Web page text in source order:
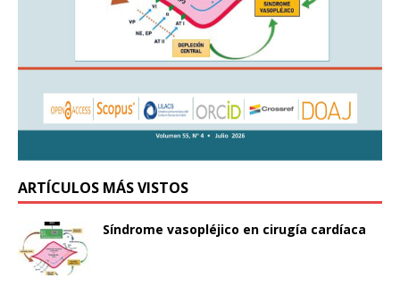
ARTÍCULOS MÁS VISTOS
Síndrome vasopléjico en cirugía cardíaca